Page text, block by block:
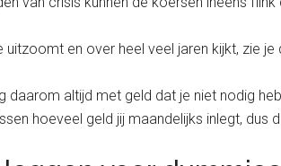
uitzoomt en over heel veel jaren kijkt, zie
daarom altijd met geld dat je niet nodig
hoeveel geld jij maandelijks inlegt, dus